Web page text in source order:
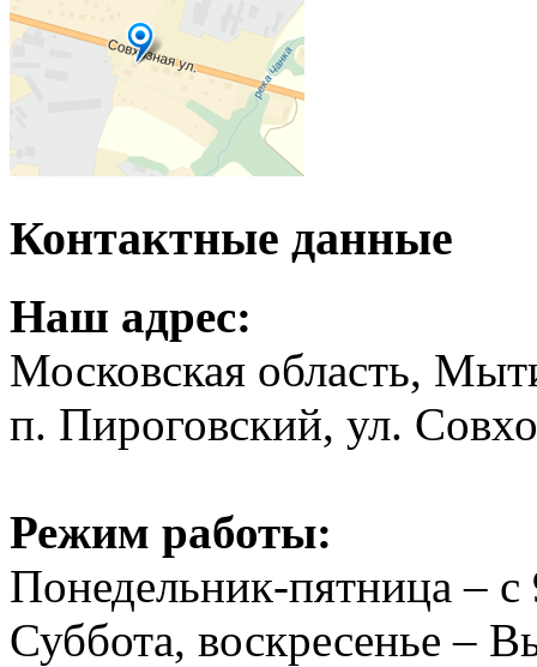
Контактные данные
Наш адрес:
Московская область,
п. Пироговский, ул.
Режим работы:
Понедельник-пятница –
Суббота, воскресенье –